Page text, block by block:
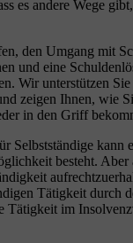
es andere Wege
den Umgang mit
und eine
Wir unterstützen
zeigen Ihnen, wie
in den Griff
Selbstständige kann
besteht. Aber
Tätigkeit durch
Tätigkeit im